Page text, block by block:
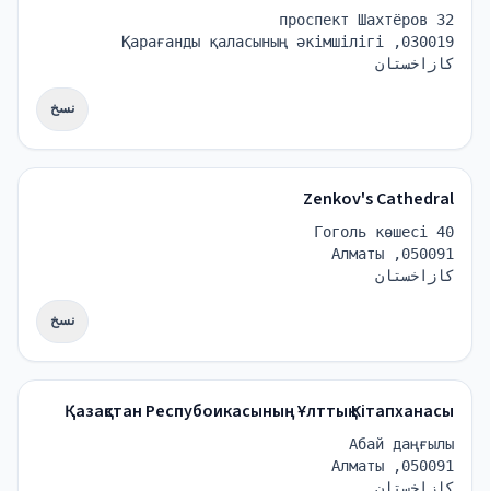
проспект Шахтёров 32
030019, Қарағанды ​​қаласының әкімшілігі
كازاخستان
نسخ
Zenkov's Cathedral
Гоголь көшесі 40
050091, Алматы
كازاخستان
نسخ
Қазақстан Респубоикасының Ұлттық Кітапханасы
Абай даңғылы
050091, Алматы